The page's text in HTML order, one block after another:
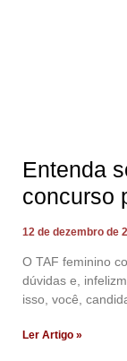
Entenda
concurso
12 de dezembro de
O TAF feminino
dúvidas e,
isso, você,
Ler Artigo »